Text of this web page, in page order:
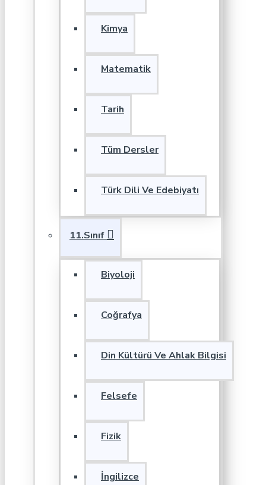
Kimya
Matematik
Tarih
Tüm Dersler
Türk Dili Ve Edebiyatı
11.Sınıf
Biyoloji
Coğrafya
Din Kültürü Ve Ahlak Bilgisi
Felsefe
Fizik
İngilizce